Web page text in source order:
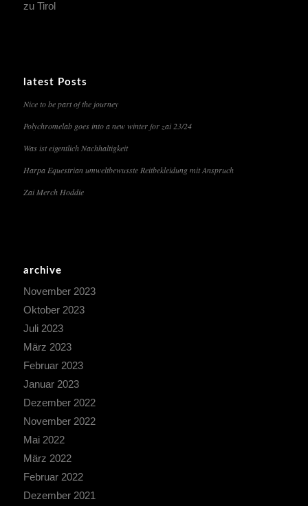
zu Tirol
latest Posts
Nice to be part of the journey
Polychromelab goes into a new winter for zai 23/24
Was ist eigentlich Nachhaltigkeit
Harpa Equestrian umweltbewusste Reitbekleidung mit Anspruch
Zai Merch Hoddie
archive
November 2023
Oktober 2023
Juli 2023
März 2023
Februar 2023
Januar 2023
Dezember 2022
November 2022
Mai 2022
März 2022
Februar 2022
Dezember 2021